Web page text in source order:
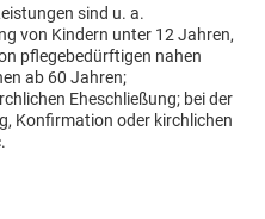
sind u. a.
von Kindern unter 12 Jahren,
pflegebedürftigen nahen
ab 60 Jahren;
Eheschließung; bei der
Konfirmation oder kirchlichen